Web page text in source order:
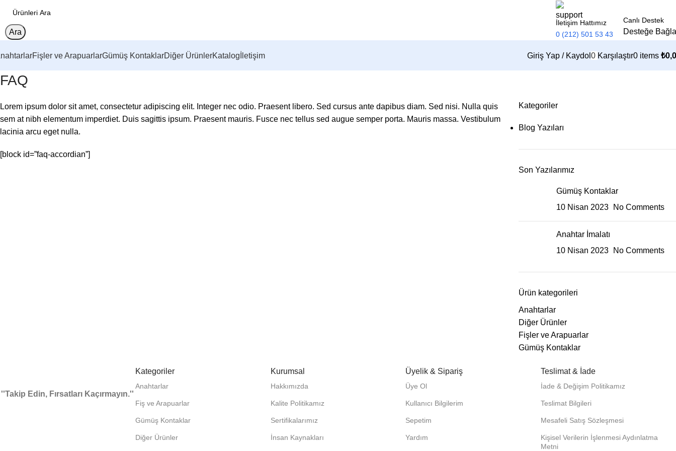
Ara
İletişim Hattımız
0 (212) 501 53 43
Canlı Destek
Desteğe
Fişler ve ArapuarlarGümüş KontaklarDiğer ÜrünlerKatalog İletişim Giriş Yap / Kaydol 0 Karşılaştır0 items ₺
FAQ
Lorem ipsum dolor sit amet, consectetur adipiscing elit. Integer nec odio. Praesent libero. Sed cursus ante dapibus diam. Sed nisi. Nulla quis
sem at nibh elementum imperdiet. Duis sagittis ipsum. Praesent mauris. Fusce nec tellus sed augue semper porta. Mauris massa. Vestibulum
lacinia arcu eget nulla.
[block id=”faq-accordian”]
Kategoriler
Blog Yazıları
Son Yazılarımız
Gümüş Kontaklar
10 Nisan 2023
No Comments
Anahtar İmalatı
10 Nisan 2023
No Comments
Ürün kategorileri
Anahtarlar
Diğer Ürünler
Fişler ve Arapuarlar
Gümüş Kontaklar
''Takip Edin, Fırsatları Kaçırmayın.''
Kategoriler
Anahtarlar
Fiş ve Arapuarlar
Gümüş Kontaklar
Diğer Ürünler
Kurumsal
Hakkımızda
Kalite Politikamız
Sertifikalarımız
İnsan Kaynakları
Üyelik & Sipariş
Üye Ol
Kullanıcı Bilgilerim
Sepetim
Yardım
Teslimat & İade
İade & Değişim Politikamız
Teslimat Bilgileri
Mesafeli Satış Sözleşmesi
Kişisel Verilerin İşlenmesi Aydınlatma
Metni